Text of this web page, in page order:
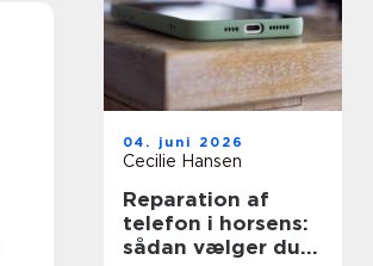
04. juni 2026
Cecilie Hansen
Reparation af
telefon i horsens:
sådan vælger du